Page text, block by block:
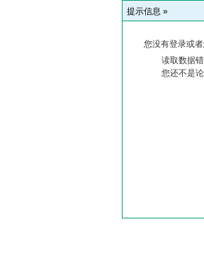
提示信息 »
您没有登录或
读取数据
您还不是